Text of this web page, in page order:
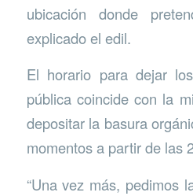
ubicación donde
explicado el edil.
El horario para dejar
pública coincide con la
depositar la basura
momentos a partir de las
“Una vez más, pedimos